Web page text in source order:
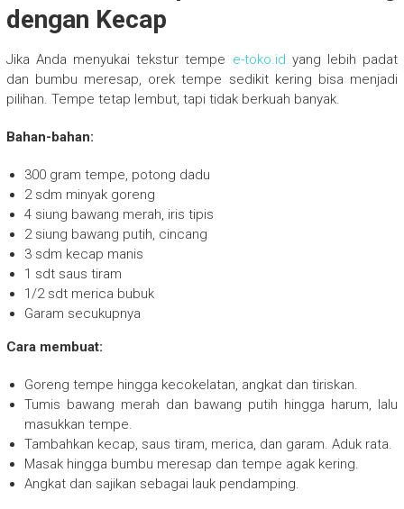
dengan Kecap
Jika Anda menyukai tekstur tempe e-toko.id yang lebih padat
dan bumbu meresap, orek tempe sedikit kering bisa menjadi
pilihan. Tempe tetap lembut, tapi tidak berkuah banyak.
Bahan-bahan:
300 gram tempe, potong dadu
2 sdm minyak goreng
4 siung bawang merah, iris tipis
2 siung bawang putih, cincang
3 sdm kecap manis
1 sdt saus tiram
1/2 sdt merica bubuk
Garam secukupnya
Cara membuat:
Goreng tempe hingga kecokelatan, angkat dan tiriskan.
Tumis bawang merah dan bawang putih hingga harum, lalu
masukkan tempe.
Tambahkan kecap, saus tiram, merica, dan garam. Aduk rata.
Masak hingga bumbu meresap dan tempe agak kering.
Angkat dan sajikan sebagai lauk pendamping.